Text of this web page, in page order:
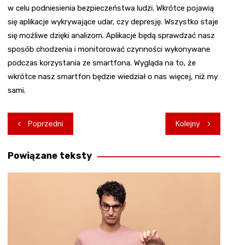
w celu podniesienia bezpieczeństwa ludzi. Wkrótce pojawią
się aplikacje wykrywające udar, czy depresję. Wszystko staje
się możliwe dzięki analizom. Aplikacje będą sprawdzać nasz
sposób chodzenia i monitorować czynności wykonywane
podczas korzystania ze smartfona. Wygląda na to, że
wkrótce nasz smartfon będzie wiedział o nas więcej, niż my
sami.
Nawigacja
wpisu
Poprzedni Kolejny
Powiązane teksty